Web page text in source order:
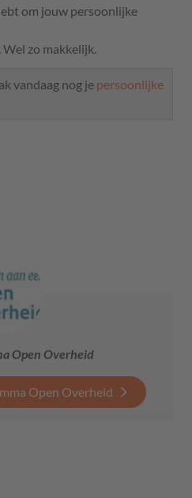
om jouw persoonlijke
zo makkelijk.
vandaag nog je persoonlijke
Open Overheid
Open Overheid